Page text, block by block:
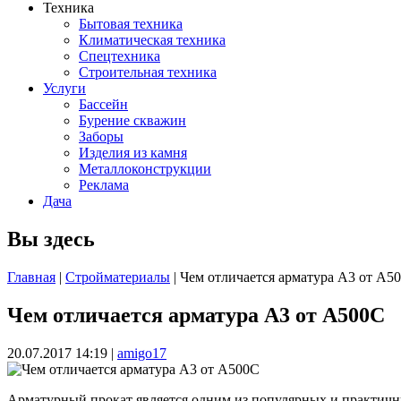
Техника
Бытовая техника
Климатическая техника
Спецтехника
Строительная техника
Услуги
Бассейн
Бурение скважин
Заборы
Изделия из камня
Металлоконструкции
Реклама
Дача
Вы здесь
Главная | Стройматериалы | Чем отличается арматура А3 от
Чем отличается арматура А3 от А500С
20.07.2017 14:19 | amigo17